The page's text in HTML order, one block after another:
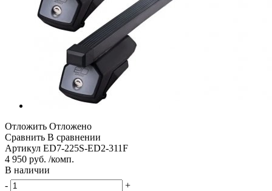
Отложить Отложено
Сравнить В сравнении
Артикул ED7-225S-ED2-311F
4 950 руб. /комп.
В наличии
-
+